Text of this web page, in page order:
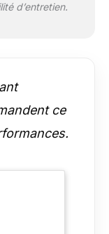
d’entretien.
ce